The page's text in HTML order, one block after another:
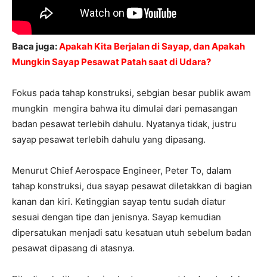
Baca juga:Apakah Kita Berjalan di Sayap, dan Apakah
Mungkin Sayap Pesawat Patah saat di Udara?
Fokus pada tahap konstruksi, sebgian besar publik awam
mungkin mengira bahwa itu dimulai dari pemasangan
badan pesawat terlebih dahulu. Nyatanya tidak, justru
sayap pesawat terlebih dahulu yang dipasang.
Menurut Chief Aerospace Engineer, Peter To, dalam
tahap konstruksi, dua sayap pesawat diletakkan di bagian
kanan dan kiri. Ketinggian sayap tentu sudah diatur
sesuai dengan tipe dan jenisnya. Sayap kemudian
dipersatukan menjadi satu kesatuan utuh sebelum badan
pesawat dipasang di atasnya.